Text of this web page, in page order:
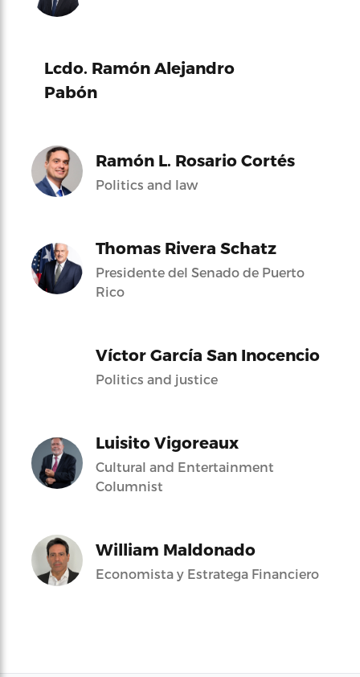
Lcdo. Ramón Alejandro
Pabón
Ramón L. Rosario Cortés
Politics and law
Thomas Rivera Schatz
Presidente del Senado de Puerto
Rico
Víctor García San Inocencio
Politics and justice
Luisito Vigoreaux
Cultural and Entertainment
Columnist
William Maldonado
Economista y Estratega Financiero